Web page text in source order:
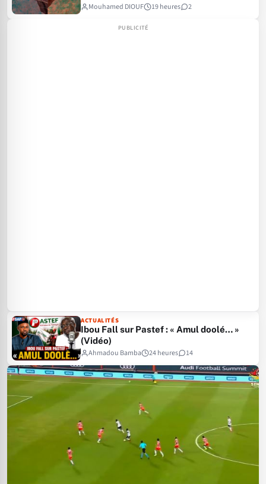
Mouhamed DIOUF
19 heures 2
ACTUALITÉS
Ibou Fall sur Pastef : « Amul doolé… »
(Vidéo)
Ahmadou Bamba
24 heures 14